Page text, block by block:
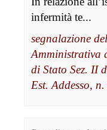
infermità te...
segnalazione
Amministrativa
di Stato Sez. II
Est. Addesso,